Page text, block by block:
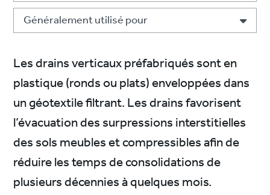
Généralement utilisé pour
Les drains verticaux préfabriqués sont en
plastique (ronds ou plats) enveloppées dans
un géotextile filtrant. Les drains favorisent
l’évacuation des surpressions interstitielles
des sols meubles et compressibles afin de
réduire les temps de consolidations de
plusieurs décennies à quelques mois.